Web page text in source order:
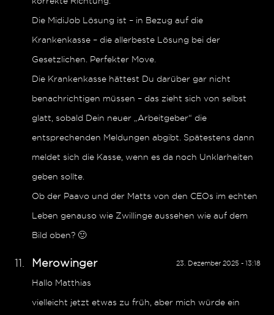
Die MidiJob Lösung ist – in Bezug auf die
Krankenkasse – die allerbeste Lösung bei der
Gesetzlichen. Perfekter Move.
Die Krankenkasse hättest Du darüber gar nicht
benachrichtigen müssen – das zieht sich von selbst
glatt, sobald Dein neuer „Arbeitgeber“ die
entsprechenden Meldungen abgibt. Spätestens dann
meldet sich die Kasse, wenn es da noch Unklarheiten
geben sollte.
Ob der Paavo und der Matts von den CEOs im echten
Leben genauso wie Zwillinge aussehen wie auf dem
Bild oben? 🙂
23. Dezember 2025 - 13:18
Merowinger
Hallo Matthias
vielleicht jetzt etwas zu früh, aber mich würde ein